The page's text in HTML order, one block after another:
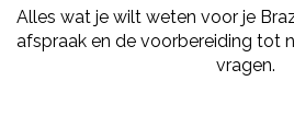
Alles wat je wilt weten voor je
afspraak en de voorbereiding tot
vragen.